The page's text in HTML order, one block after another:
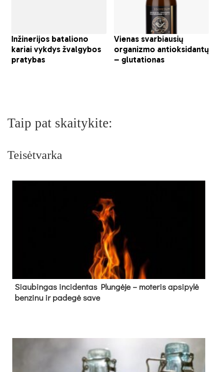
Taip pat skaitykite:
Teisėtvarka
Siau­bin­gas in­ci­den­tas Plun­gė­je – mo­te­ris ap­si­py­lė
ben­zi­nu ir pa­de­gė sa­ve